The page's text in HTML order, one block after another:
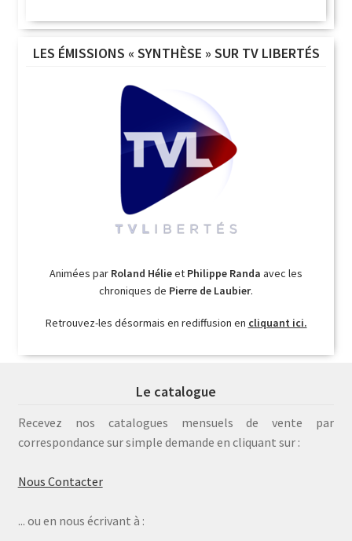
LES ÉMISSIONS « SYNTHÈSE » SUR TV LIBERTÉS
Animées par Roland Hélieet Philippe Randa avec les
chroniques de Pierre de Laubier.
Retrouvez-les désormais en rediffusion en cliquant ici.
Le catalogue
Recevez nos catalogues mensuels de vente par
correspondance sur simple demande en cliquant sur :
Nous Contacter
... ou en nous écrivant à :